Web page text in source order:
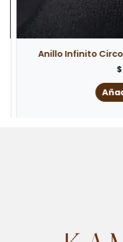
Anillo Infinito